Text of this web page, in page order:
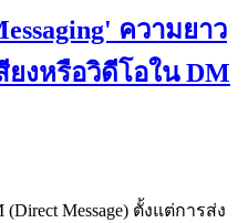
ความยาว
งหรือวิดีโอใน DM
Message) ตั้งแต่การส่ง